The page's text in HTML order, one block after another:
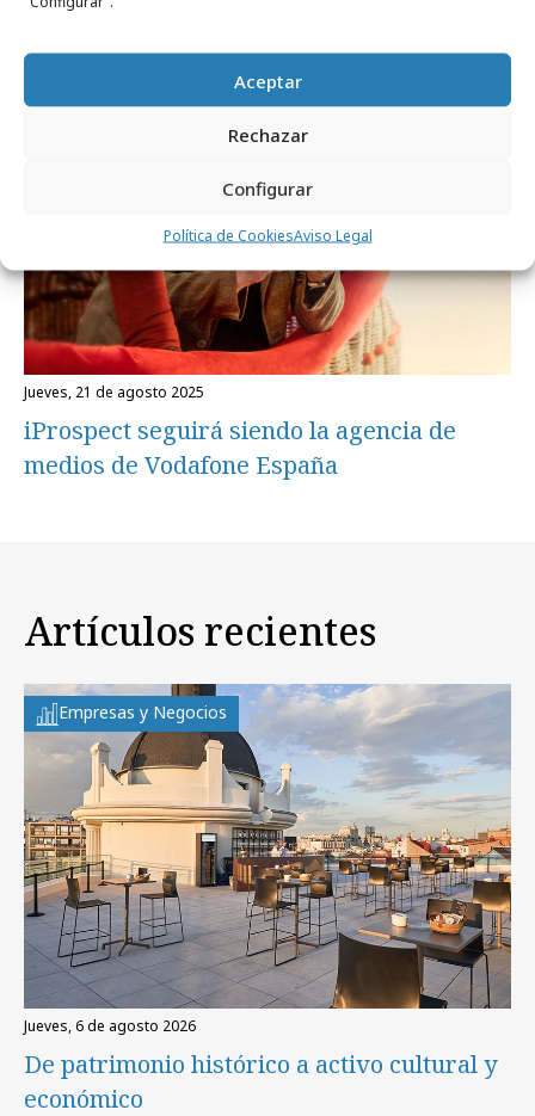
Aceptar
Rechazar
Configurar
Política de CookiesAviso Legal
Agencias
jueves, 21 de agosto 2025
iProspect seguirá siendo la agencia de
medios de Vodafone España
Artículos recientes
Empresas y Negocios
jueves, 6 de agosto 2026
De patrimonio histórico a activo cultural y
económico